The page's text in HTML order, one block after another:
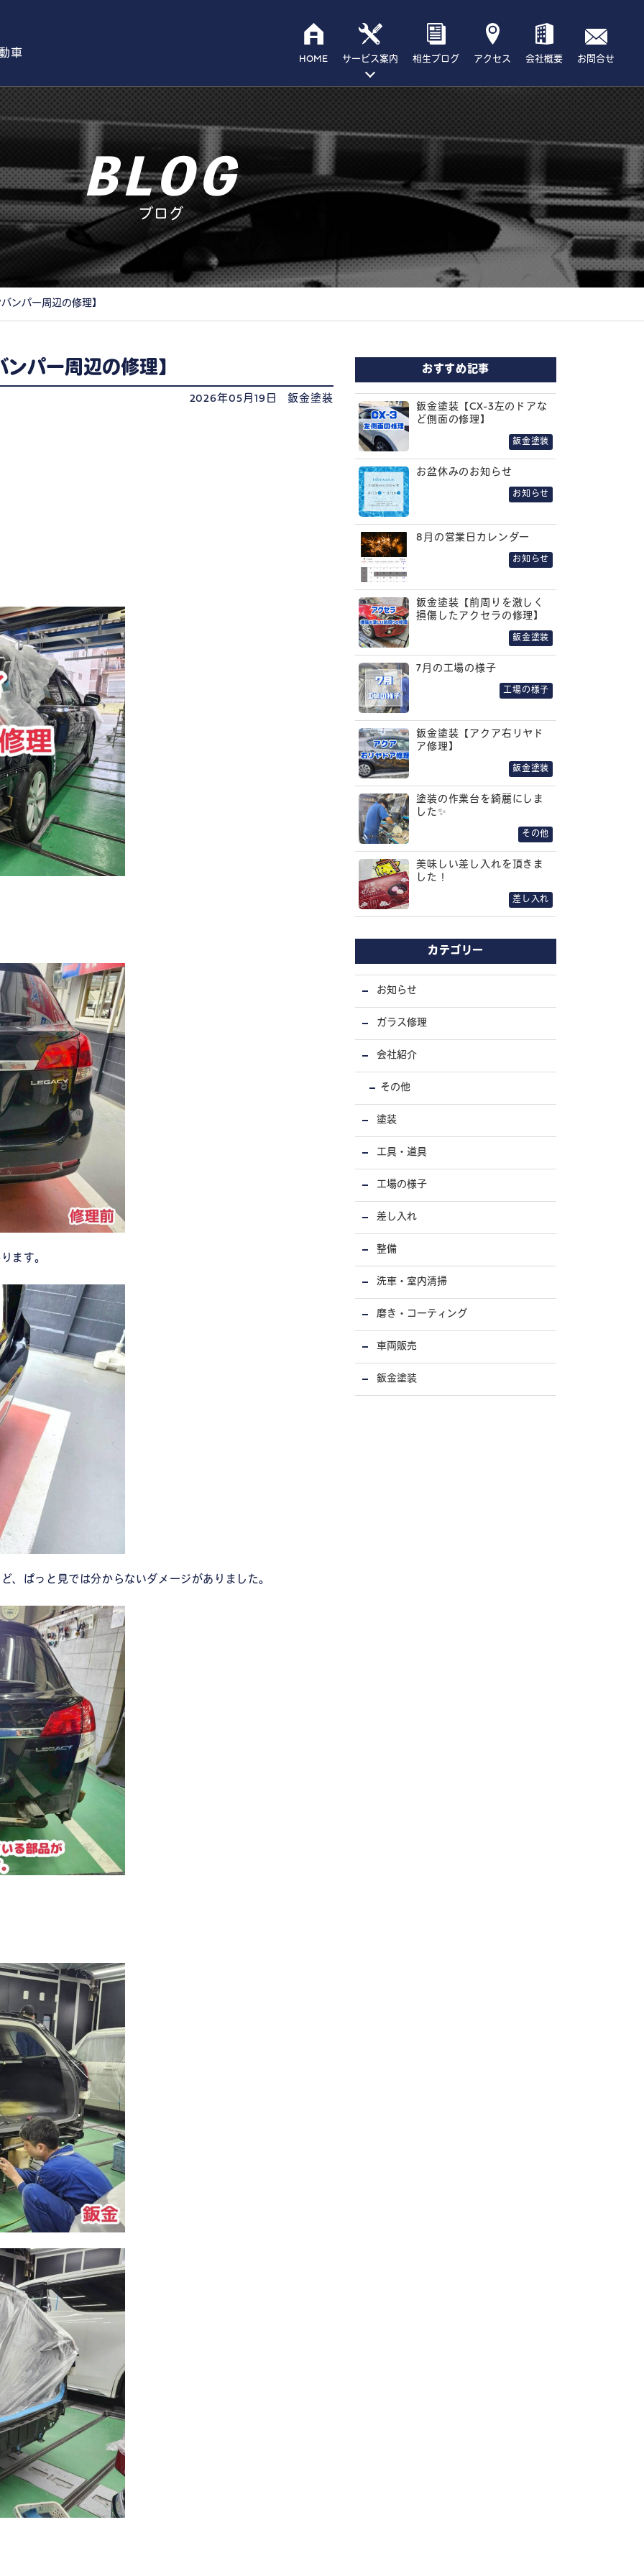
車 HOME サービス案内 相生ブログ アクセス 会社概要 お問合せ
BLOG
ブログ
ンパー周辺の修理】
パー周辺の修理】
2026年05月19日 鈑金塗装
ます。
、ぱっと見では分からないダメージがありました。
おすすめ記事
鈑金塗装【CX-3左のドアな
ど側面の修理】
鈑金塗装
お盆休みのお知らせ
お知らせ
8月の営業日カレンダー
お知らせ
鈑金塗装【前周りを激しく
損傷したアクセラの修理】
鈑金塗装
7月の工場の様子
工場の様子
鈑金塗装【アクア右リヤド
ア修理】
鈑金塗装
塗装の作業台を綺麗にしま
した✨
その他
美味しい差し入れを頂きま
した！
差し入れ
カテゴリー
お知らせ
ガラス修理
会社紹介
その他
塗装
工具・道具
工場の様子
差し入れ
整備
洗車・室内清掃
磨き・コーティング
車両販売
鈑金塗装